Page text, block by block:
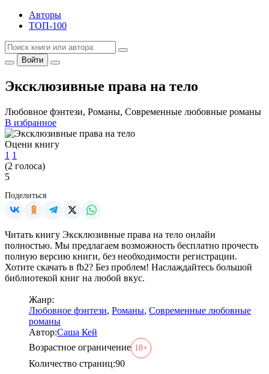
Авторы
ТОП-100
Войти
Эксклюзивные права на тело
Любовное фэнтези, Романы, Современные любовные романы
В избранное
Оцени книгу
1 1
(2 голоса)
5
Поделиться
Читать книгу Эксклюзивные права на тело онлайн
полностью. Мы предлагаем возможность бесплатно прочесть
полную версию книги, без необходимости регистрации.
Хотите скачать в fb2? Без проблем! Наслаждайтесь большой
библиотекой книг на любой вкус.
Жанр:
Любовное фэнтези, Романы, Современные любовные
романы
Автор:Саша Кей
Возрастное ограничение 18+
Количество страниц:90